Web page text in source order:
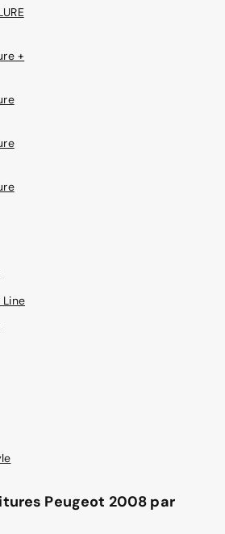
+
Peugeot 2008 par